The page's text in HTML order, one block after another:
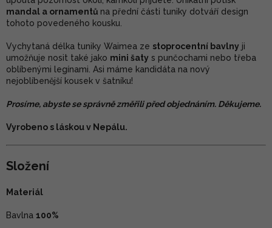
mandal a ornamentů na přední části tuniky dotváří design
tohoto povedeného kousku.
Vychytaná délka tuniky Waimea ze stoprocentní bavlny ji
umožňuje nosit také jako mini šaty s punčochami nebo třeba
oblíbenými legínami. Asi máme kandidáta na nový
nejoblíbenější kousek v šatníku!
Prosíme, abyste se správně změřili před objednáním. Děkujeme.
Vyrobeno s láskou v Nepálu.
Složení
Materiál
Bavlna 100%